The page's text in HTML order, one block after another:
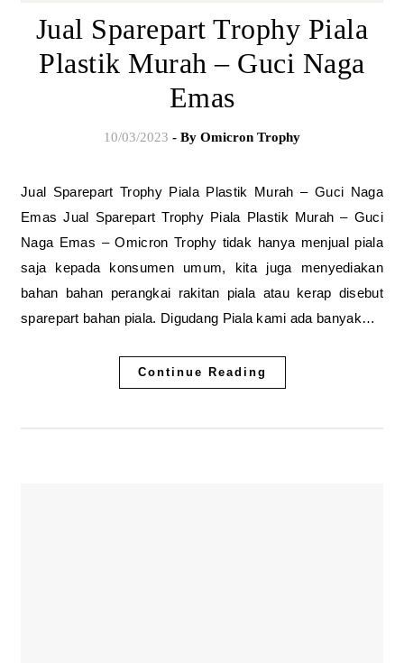
Jual Sparepart Trophy Piala
Plastik Murah – Guci Naga
Emas
10/03/2023 - By Omicron Trophy
Jual Sparepart Trophy Piala Plastik Murah – Guci Naga
Emas Jual Sparepart Trophy Piala Plastik Murah – Guci
Naga Emas – Omicron Trophy tidak hanya menjual piala
saja kepada konsumen umum, kita juga menyediakan
bahan bahan perangkai rakitan piala atau kerap disebut
sparepart bahan piala. Digudang Piala kami ada banyak…
Continue Reading